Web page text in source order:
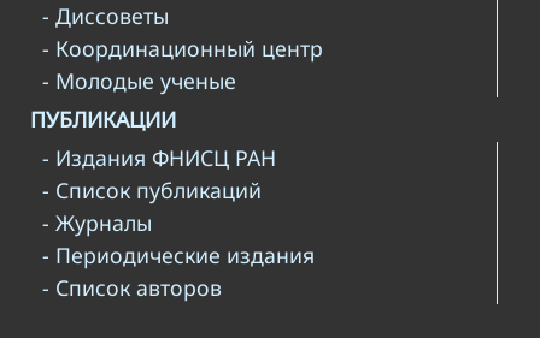
- Диссоветы
- Координационный центр
- Молодые ученые
ПУБЛИКАЦИИ
- Издания ФНИСЦ РАН
- Список публикаций
- Журналы
- Периодические издания
- Список авторов